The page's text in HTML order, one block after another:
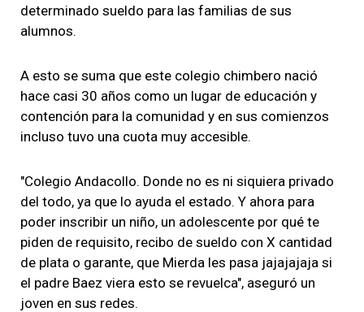
determinado sueldo para las familias de sus
alumnos.
A esto se suma que este colegio chimbero nació
hace casi 30 años como un lugar de educación y
contención para la comunidad y en sus comienzos
incluso tuvo una cuota muy accesible.
"Colegio Andacollo. Donde no es ni siquiera privado
del todo, ya que lo ayuda el estado. Y ahora para
poder inscribir un niño, un adolescente por qué te
piden de requisito, recibo de sueldo con X cantidad
de plata o garante, que Mierda les pasa jajajajaja si
el padre Baez viera esto se revuelca", aseguró un
joven en sus redes.